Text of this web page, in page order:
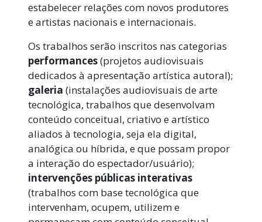
estabelecer relações com novos produtores
e artistas nacionais e internacionais.
Os trabalhos serão inscritos nas categorias
performances(projetos audiovisuais
dedicados à apresentação artística autoral);
galeria (instalações audiovisuais de arte
tecnológica, trabalhos que desenvolvam
conteúdo conceitual, criativo e artístico
aliados à tecnologia, seja ela digital,
analógica ou híbrida, e que possam propor
a interação do espectador/usuário);
intervenções públicas interativas
(trabalhos com base tecnológica que
intervenham, ocupem, utilizem e